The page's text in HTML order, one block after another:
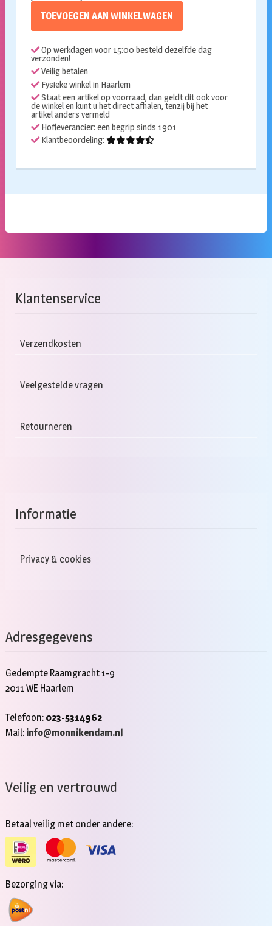
aantal
TOEVOEGEN AAN WINKELWAGEN
Op werkdagen voor 15:00 besteld dezelfde dag
verzonden!
Veilig betalen
Fysieke winkel in Haarlem
Staat een artikel op voorraad, dan geldt dit ook voor
de winkel en kunt u het direct afhalen, tenzij bij het
artikel anders vermeld
Hofleverancier: een begrip sinds 1901
Klantbeoordeling:
Klantenservice
Verzendkosten
Veelgestelde vragen
Retourneren
Informatie
Privacy & cookies
Adresgegevens
Gedempte Raamgracht 1-9
2011 WE Haarlem
Telefoon: 023-5314962
Mail: info@monnikendam.nl
Veilig en vertrouwd
Betaal veilig met onder andere:
Bezorging via: